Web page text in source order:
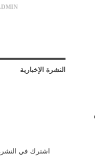
النشرة الإخبارية
اشترك في